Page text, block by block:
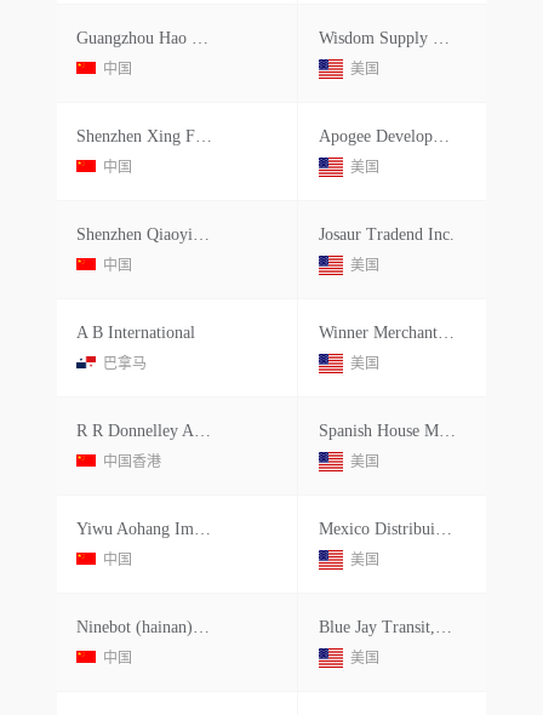
Guangzhou Hao Lun Trade Developm
中国
Wisdom Supply Chain Ltd.
美国
Shenzhen Xing Feng Lian Trading Co
中国
Apogee Development Llc
美国
Shenzhen Qiaoyi Industries Co.ltd.
中国
Josaur Tradend Inc.
美国
A B International
巴拿马
Winner Merchants Inc.
美国
R R Donnelley Asia Printing Soluti
中国香港
Spanish House Ministies
美国
Yiwu Aohang Imports Exp Ltd.
中国
Mexico Distribuidor Wenzhou Import Y Export S A De C V
美国
Ninebot (hainan) Tech Co., Ltd.
中国
Blue Jay Transit, Inc.
美国